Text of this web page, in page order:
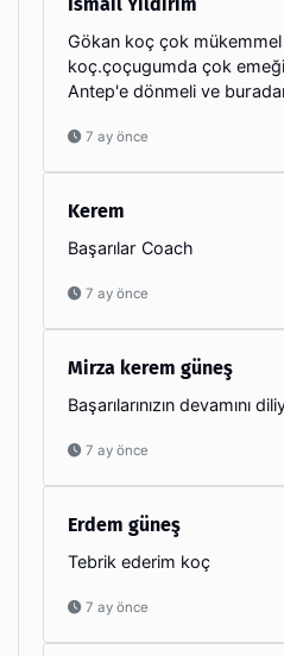
Gökan koç çok
koç.çoçugumda çok
Antep'e dönmeli ve
7 ay önce
Kerem
Başarılar Coach
7 ay önce
Mirza kerem güneş
Başarılarınızın devamını
7 ay önce
Erdem güneş
Tebrik ederim koç
7 ay önce